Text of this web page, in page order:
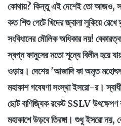
কোথায়? কিন্তু এই দেশেই তো আজও,
কত শিশু পেটে খিদের জ্বালা লুকিয়ে
সংবিধানের মৌলিক অধিকার নয়!
স্বপ্ন ফানুসের মতো শূন্যে বিলীন হয়ে
ওড়ায়। দেশের 'আজাদি কা অমৃত
মহাকাশ গবেষণা সংস্থা ইসরো-র।
ছোট বাণিজ্যিক রকেট SSLV
মহাকাশে উড়বে তিরঙ্গা। শুধু ইসরো নয়,